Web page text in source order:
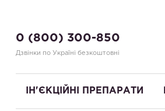
0 (800) 300-850
Дзвінки по Україні безкоштовні
ІН'ЄКЦІЙНІ ПРЕПАРАТИ